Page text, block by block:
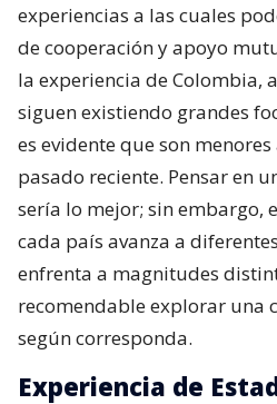
experiencias a las cuales
de cooperación y apoyo
la experiencia de Colombia,
siguen existiendo grandes
es evidente que son
pasado reciente. Pensar en
sería lo mejor; sin embargo,
cada país avanza a
enfrenta a magnitudes
recomendable explorar una
según corresponda.
Experiencia de